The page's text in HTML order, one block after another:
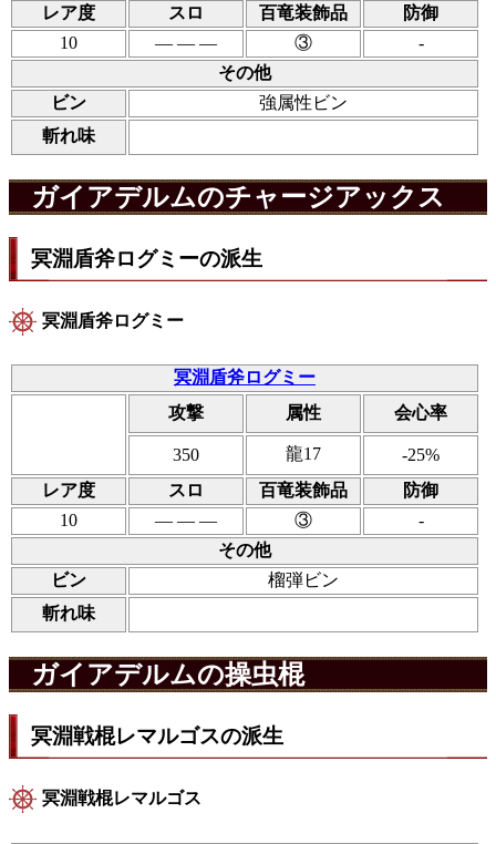
レア度
スロ 百竜装飾品
防御
10
― ― ― ③
-
その他
ビン
強属性ビン
斬れ味
ガイアデルムのチャージアックス
冥淵盾斧ログミーの派生
冥淵盾斧ログミー
冥淵盾斧ログミー
攻撃
属性 会心率
350 龍17
-25%
レア度
スロ 百竜装飾品
防御
10
― ― ― ③
-
その他
ビン
榴弾ビン
斬れ味
ガイアデルムの操虫棍
冥淵戦棍レマルゴスの派生
冥淵戦棍レマルゴス